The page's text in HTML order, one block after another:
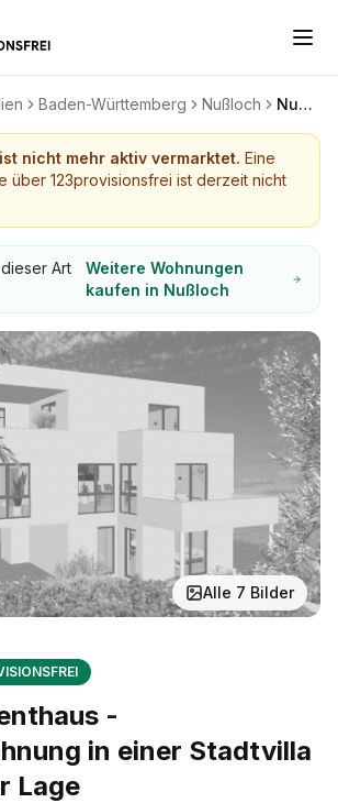
Baden-Württemberg Nußloch Nußloch Penthaus - Neubauwohnung in einer Stadtvilla in zentraler Lage
nicht mehr aktiv vermarktet. Eine
über 123provisionsfrei ist derzeit nicht
Art
Weitere Wohnungen
kaufen in Nußloch
Alle 7 Bilder
-
in einer Stadtvilla
Lage